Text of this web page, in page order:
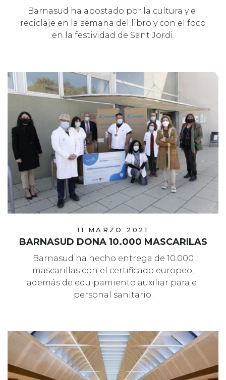
Barnasud ha apostado por la cultura y el
reciclaje en la semana del libro y con el foco
en la festividad de Sant Jordi.
11 MARZO 2021
BARNASUD DONA 10.000 MASCARILAS
Barnasud ha hecho entrega de 10.000
mascarillas con el certificado europeo,
además de equipamiento auxiliar para el
personal sanitario.